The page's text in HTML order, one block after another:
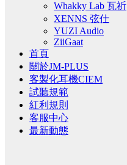
Whakky Lab 瓦祈
XENNS 弦仕
YUZI Audio
ZiiGaat
首頁
關於JM-PLUS
客製化耳機CIEM
試聽規範
紅利規則
客服中心
最新動態